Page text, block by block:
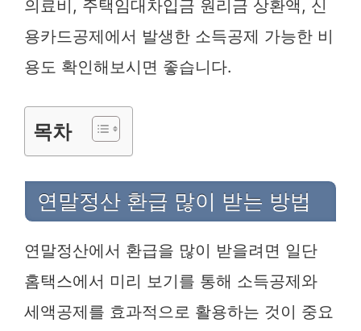
의료비, 주택임대차입금 원리금 상환액, 신
용카드공제에서 발생한 소득공제 가능한 비
용도 확인해보시면 좋습니다.
목차
연말정산 환급 많이 받는 방법
연말정산에서 환급을 많이 받을려면 일단
홈택스에서 미리 보기를 통해 소득공제와
세액공제를 효과적으로 활용하는 것이 중요